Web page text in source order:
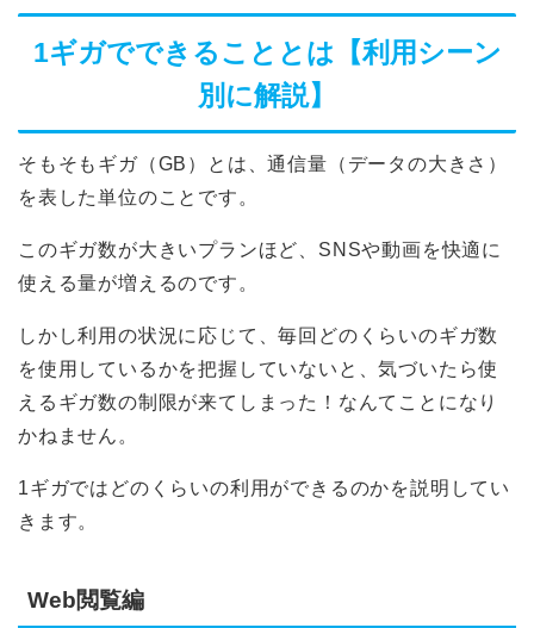
1ギガでできることとは【利用シーン
別に解説】
そもそもギガ（GB）とは、通信量（データの大きさ）
を表した単位のことです。
このギガ数が大きいプランほど、SNSや動画を快適に
使える量が増えるのです。
しかし利用の状況に応じて、毎回どのくらいのギガ数
を使用しているかを把握していないと、気づいたら使
えるギガ数の制限が来てしまった！なんてことになり
かねません。
1ギガではどのくらいの利用ができるのかを説明してい
きます。
Web閲覧編